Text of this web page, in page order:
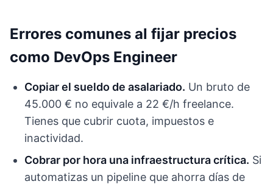
Errores comunes al fijar precios
como DevOps Engineer
Copiar el sueldo de asalariado. Un bruto de
45.000 € no equivale a 22 €/h freelance.
Tienes que cubrir cuota, impuestos e
inactividad.
Cobrar por hora una infraestructura crítica. Si
automatizas un pipeline que ahorra días de